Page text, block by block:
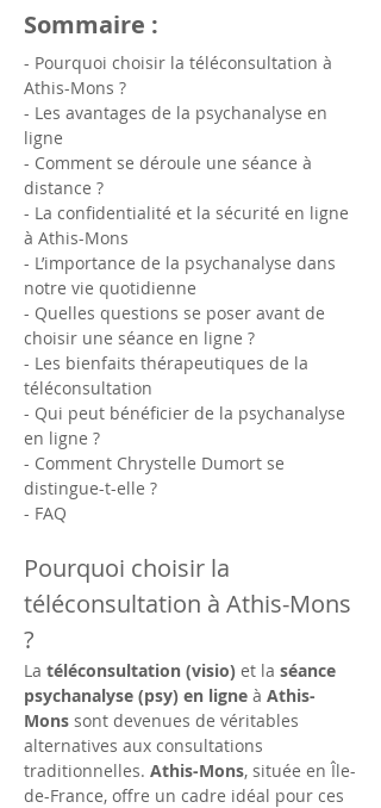
Sommaire :
- Pourquoi choisir la téléconsultation à
Athis-Mons ?
- Les avantages de la psychanalyse en
ligne
- Comment se déroule une séance à
distance ?
- La confidentialité et la sécurité en ligne
à Athis-Mons
- L’importance de la psychanalyse dans
notre vie quotidienne
- Quelles questions se poser avant de
choisir une séance en ligne ?
- Les bienfaits thérapeutiques de la
téléconsultation
- Qui peut bénéficier de la psychanalyse
en ligne ?
- Comment Chrystelle Dumort se
distingue-t-elle ?
- FAQ
Pourquoi choisir la
téléconsultation à Athis-Mons
?
La téléconsultation (visio) et la séance
psychanalyse (psy) en ligne à Athis-
Mons sont devenues de véritables
alternatives aux consultations
traditionnelles. Athis-Mons, située en Île-
de-France, offre un cadre idéal pour ces